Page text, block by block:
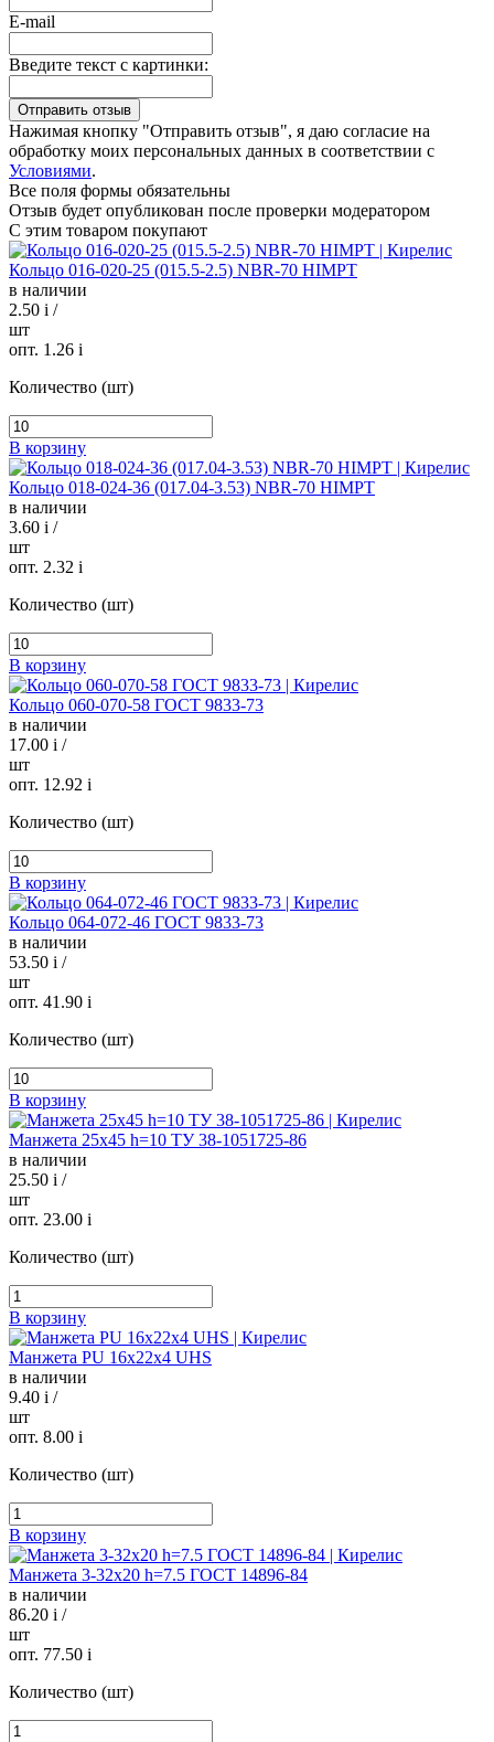
E-mail
Введите текст с картинки:
Нажимая кнопку "Отправить отзыв", я даю согласие на
обработку моих персональных данных в соответствии с
Условиями.
Все поля формы обязательны
Отзыв будет опубликован после проверки модератором
С этим товаром покупают
Кольцо 016-020-25 (015.5-2.5) NBR-70 HIMPT
в наличии
2.50 i /
шт
опт. 1.26 i
Количество (шт)
В корзину
Кольцо 018-024-36 (017.04-3.53) NBR-70 HIMPT
в наличии
3.60 i /
шт
опт. 2.32 i
Количество (шт)
В корзину
Кольцо 060-070-58 ГОСТ 9833-73
в наличии
17.00 i /
шт
опт. 12.92 i
Количество (шт)
В корзину
Кольцо 064-072-46 ГОСТ 9833-73
в наличии
53.50 i /
шт
опт. 41.90 i
Количество (шт)
В корзину
Манжета 25х45 h=10 ТУ 38-1051725-86
в наличии
25.50 i /
шт
опт. 23.00 i
Количество (шт)
В корзину
Манжета PU 16х22х4 UHS
в наличии
9.40 i /
шт
опт. 8.00 i
Количество (шт)
В корзину
Манжета 3-32х20 h=7.5 ГОСТ 14896-84
в наличии
86.20 i /
шт
опт. 77.50 i
Количество (шт)